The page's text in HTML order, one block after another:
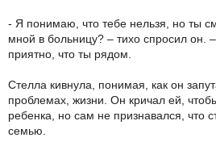
- Я понимаю, что тебе нельзя, но ты
мной в больницу? – тихо спросил он.
приятно, что ты рядом.
Стелла кивнула, понимая, как он
проблемах, жизни. Он кричал ей,
ребенка, но сам не признавался, что
семью.